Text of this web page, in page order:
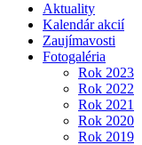
Aktuality
Kalendár akcií
Zaujímavosti
Fotogaléria
Rok 2023
Rok 2022
Rok 2021
Rok 2020
Rok 2019